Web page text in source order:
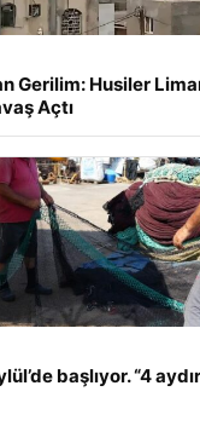
Gerilim: Husiler
Açtı
başlıyor. “4